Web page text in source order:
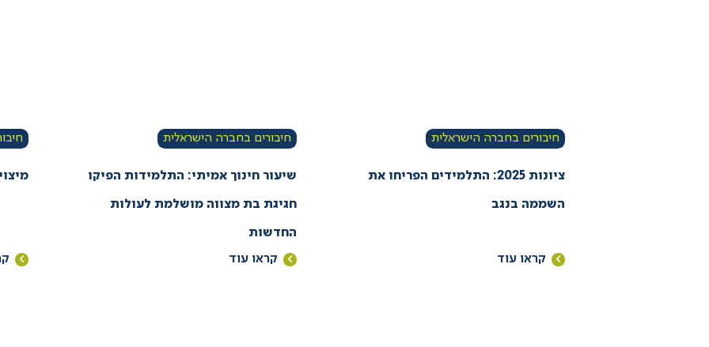
חיבורים בחברה הישראלית
ציונות 2025: התלמידים הפריחו את
השממה בנגב
קראו עוד
חיבורים בחברה הישראלית
שיעור חינוך אמיתי: התלמידות הפיקו
חגיגת בת מצווה מושלמת לעולות
החדשות
קראו עוד